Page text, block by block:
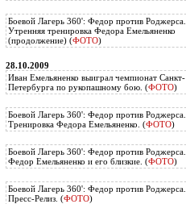
Боевой Лагерь 360': Федор против Роджерса.
Утренняя тренировка Федора Емельяненко
(продолжение) (ФОТО)
28.10.2009
Иван Емельяненко выиграл чемпионат Санкт-
Петербурга по рукопашному бою. (ФОТО)
Боевой Лагерь 360': Федор против Роджерса.
Тренировка Федора Емельяненко. (ФОТО)
Боевой Лагерь 360': Федор против Роджерса.
Федор Емельяненко и его близкие. (ФОТО)
Боевой Лагерь 360': Федор против Роджерса.
Пресс-Релиз. (ФОТО)